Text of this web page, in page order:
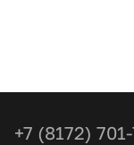
+7 (8172)